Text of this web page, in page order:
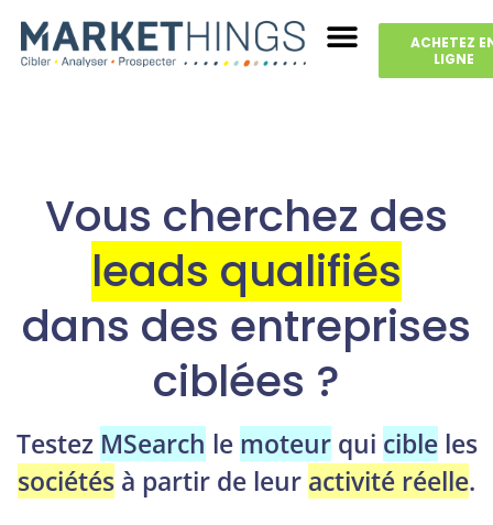
ACHETEZ
LIGNE
Vous cherchez des
leads qualifiés
dans des entreprises
ciblées ?
Testez MSearch le moteurqui cibleles
sociétés à partir de leur activité réelle.